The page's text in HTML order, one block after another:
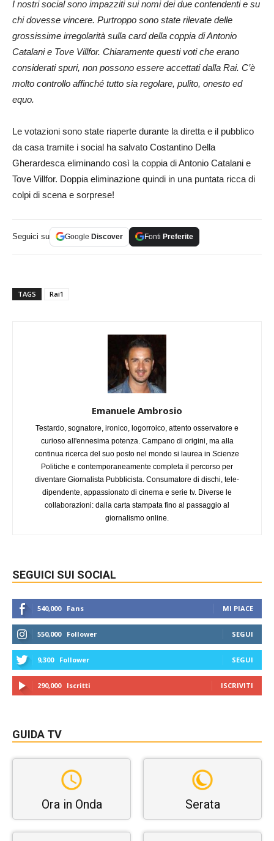
I nostri social sono impazziti sui nomi dei due contendenti e su
chi dovesse vincere. Purtroppo sono state rilevate delle
grossissime irregolarità sulla card della coppia di Antonio
Catalani e Tove Villfor. Chiaramente questi voti che erano
considerati spuri, non possono essere accettati dalla Rai. C’è
molto controllo affinché tutto sia regolare, pulito, onesto ed
equo.
Le votazioni sono state riaperte durante la diretta e il pubblico
da casa tramite i social ha salvato Costantino Della
Gherardesca eliminando così la coppia di Antonio Catalani e
Tove Villfor. Doppia eliminazione quindi in una puntata ricca di
colpi di scena e sorprese!
Seguici su Google Discover Fonti Preferite
TAGS Rai1
Emanuele Ambrosio
Testardo, sognatore, ironico, logorroico, attento osservatore e
curioso all'ennesima potenza. Campano di origini, ma alla
continua ricerca del suo posto nel mondo si laurea in Scienze
Politiche e contemporaneamente completa il percorso per
diventare Giornalista Pubblicista. Consumatore di dischi, tele-
dipendente, appassionato di cinema e serie tv. Diverse le
collaborazioni: dalla carta stampata fino al passaggio al
giornalismo online.
SEGUICI SUI SOCIAL
540,000 Fans MI PIACE
550,000 Follower SEGUI
9,300 Follower SEGUI
290,000 Iscritti ISCRIVITI
GUIDA TV
Ora in Onda Serata